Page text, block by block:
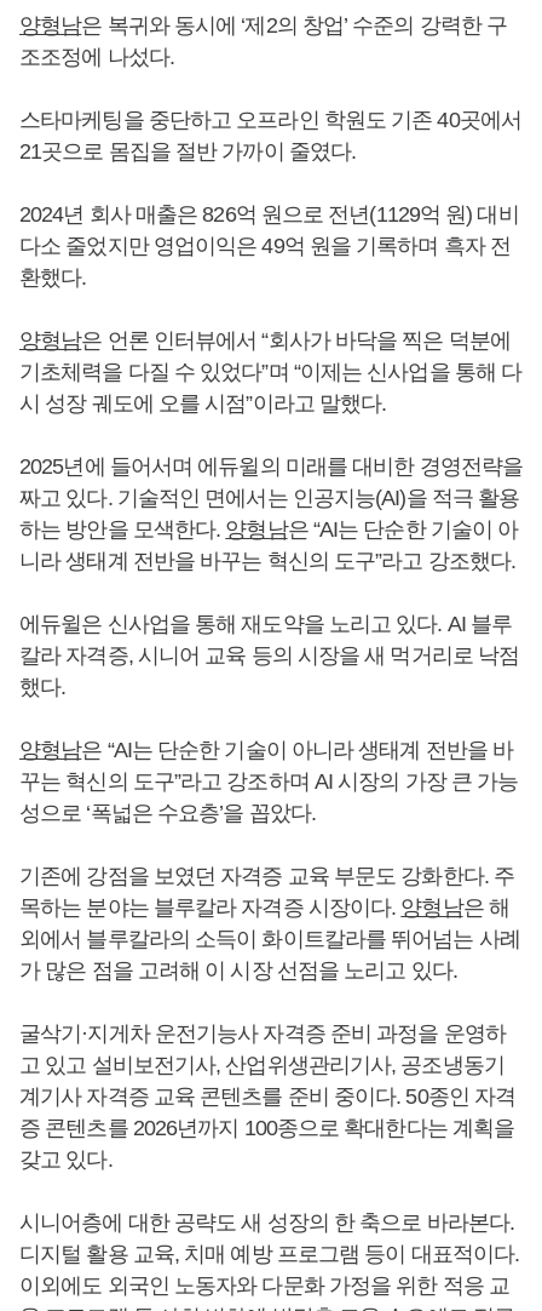
양형남은 복귀와 동시에 ‘제2의 창업’ 수준의 강력한 구
조조정에 나섰다.
스타마케팅을 중단하고 오프라인 학원도 기존 40곳에서
21곳으로 몸집을 절반 가까이 줄였다.
2024년 회사 매출은 826억 원으로 전년(1129억 원) 대비
다소 줄었지만 영업이익은 49억 원을 기록하며 흑자 전
환했다.
양형남은 언론 인터뷰에서 “회사가 바닥을 찍은 덕분에
기초체력을 다질 수 있었다”며 “이제는 신사업을 통해 다
시 성장 궤도에 오를 시점”이라고 말했다.
2025년에 들어서며 에듀윌의 미래를 대비한 경영전략을
짜고 있다. 기술적인 면에서는 인공지능(AI)을 적극 활용
하는 방안을 모색한다. 양형남은 “AI는 단순한 기술이 아
니라 생태계 전반을 바꾸는 혁신의 도구”라고 강조했다.
에듀윌은 신사업을 통해 재도약을 노리고 있다. AI 블루
칼라 자격증, 시니어 교육 등의 시장을 새 먹거리로 낙점
했다.
양형남은 “AI는 단순한 기술이 아니라 생태계 전반을 바
꾸는 혁신의 도구”라고 강조하며 AI 시장의 가장 큰 가능
성으로 ‘폭넓은 수요층’을 꼽았다.
기존에 강점을 보였던 자격증 교육 부문도 강화한다. 주
목하는 분야는 블루칼라 자격증 시장이다. 양형남은 해
외에서 블루칼라의 소득이 화이트칼라를 뛰어넘는 사례
가 많은 점을 고려해 이 시장 선점을 노리고 있다.
굴삭기·지게차 운전기능사 자격증 준비 과정을 운영하
고 있고 설비보전기사, 산업위생관리기사, 공조냉동기
계기사 자격증 교육 콘텐츠를 준비 중이다. 50종인 자격
증 콘텐츠를 2026년까지 100종으로 확대한다는 계획을
갖고 있다.
시니어층에 대한 공략도 새 성장의 한 축으로 바라본다.
디지털 활용 교육, 치매 예방 프로그램 등이 대표적이다.
이외에도 외국인 노동자와 다문화 가정을 위한 적응 교